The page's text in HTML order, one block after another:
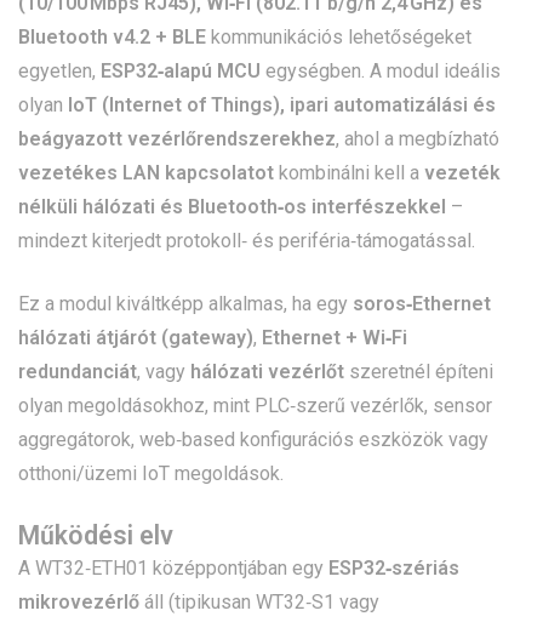
Bluetooth v4.2 + BLE kommunikációs lehetőségeket
egyetlen, ESP32‑alapú MCU egységben. A modul ideális
olyan IoT (Internet of Things), ipari automatizálási és
beágyazott vezérlőrendszerekhez, ahol a megbízható
vezetékes LAN kapcsolatot kombinálni kell a vezeték
nélküli hálózati és Bluetooth‑os interfészekkel –
mindezt kiterjedt protokoll‑ és periféria‑támogatással.
Ez a modul kiváltképp alkalmas, ha egy soros‑Ethernet
hálózati átjárót (gateway), Ethernet + Wi‑Fi
redundanciát, vagy hálózati vezérlőt szeretnél építeni
olyan megoldásokhoz, mint PLC‑szerű vezérlők, sensor
aggregátorok, web‑based konfigurációs eszközök vagy
otthoni/üzemi IoT megoldások.
Működési elv
A WT32‑ETH01 középpontjában egy ESP32‑szériás
mikrovezérlő áll (tipikusan WT32‑S1 vagy